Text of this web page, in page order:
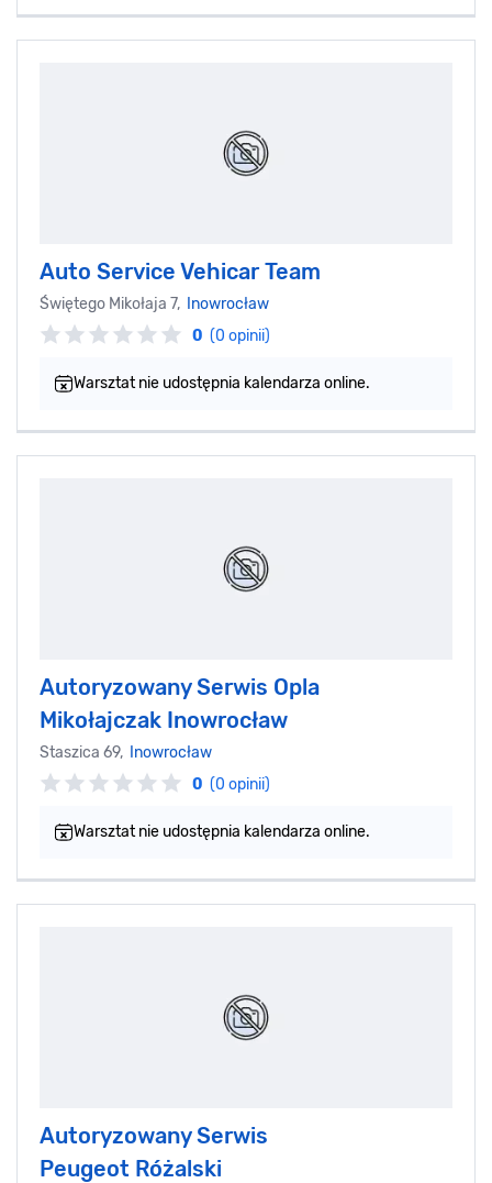
Auto Service Vehicar Team
Świętego Mikołaja 7,
Inowrocław
0 (0 opinii)
Warsztat nie udostępnia kalendarza online.
Autoryzowany Serwis Opla
Mikołajczak Inowrocław
Staszica 69,
Inowrocław
0 (0 opinii)
Warsztat nie udostępnia kalendarza online.
Autoryzowany Serwis
Peugeot Różalski